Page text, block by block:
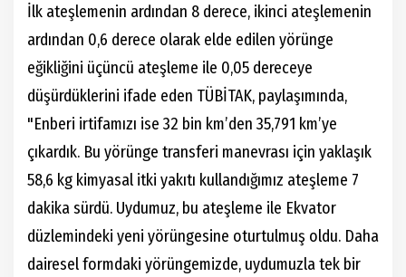
İlk ateşlemenin ardından 8 derece, ikinci ateşlemenin
ardından 0,6 derece olarak elde edilen yörünge
eğikliğini üçüncü ateşleme ile 0,05 dereceye
düşürdüklerini ifade eden TÜBİTAK, paylaşımında,
"Enberi irtifamızı ise 32 bin km’den 35,791 km’ye
çıkardık. Bu yörünge transferi manevrası için yaklaşık
58,6 kg kimyasal itki yakıtı kullandığımız ateşleme 7
dakika sürdü. Uydumuz, bu ateşleme ile Ekvator
düzlemindeki yeni yörüngesine oturtulmuş oldu. Daha
dairesel formdaki yörüngemizde, uydumuzla tek bir